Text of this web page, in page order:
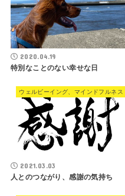
2020.04.19
特別なことのない幸せな日
ウェルビーイング、マインドフルネス
2021.03.03
人とのつながり、感謝の気持ち